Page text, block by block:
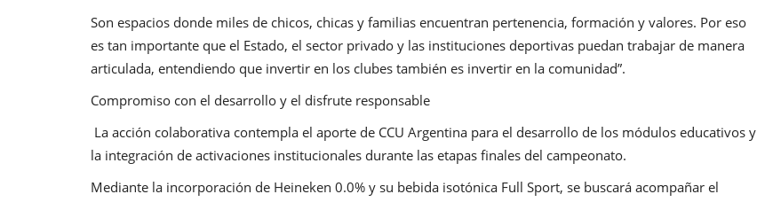
Son espacios donde miles de chicos, chicas y familias encuentran pertenencia, formación y valores. Por eso
es tan importante que el Estado, el sector privado y las instituciones deportivas puedan trabajar de manera
articulada, entendiendo que invertir en los clubes también es invertir en la comunidad”.
Compromiso con el desarrollo y el disfrute responsable
La acción colaborativa contempla el aporte de CCU Argentina para el desarrollo de los módulos educativos y
la integración de activaciones institucionales durante las etapas finales del campeonato.
Mediante la incorporación de Heineken 0.0% y su bebida isotónica Full Sport, se buscará acompañar el